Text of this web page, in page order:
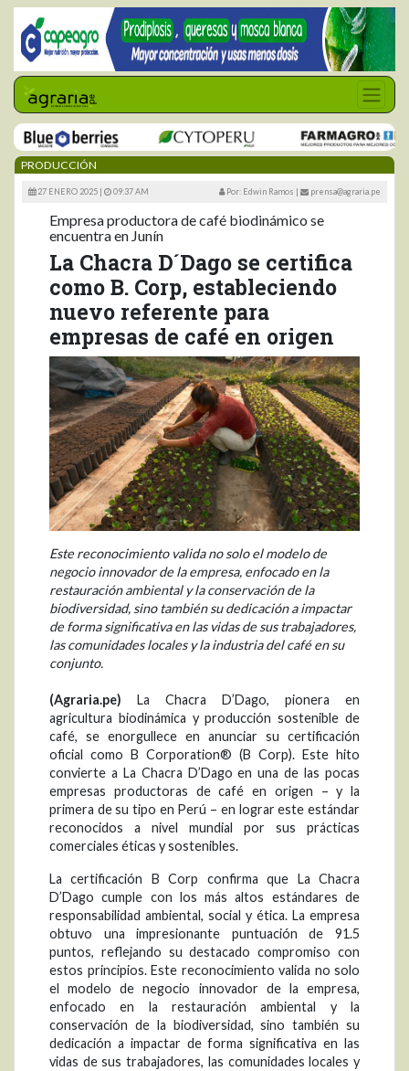
PRODUCCIÓN
27 ENERO 2025 | 09:37 AM Por: Edwin Ramos | prensa@agraria.pe
Empresa productora de café biodinámico se
encuentra en Junín
La Chacra D´Dago se certifica
como B. Corp, estableciendo
nuevo referente para
empresas de café en origen
Este reconocimiento valida no solo el modelo de
negocio innovador de la empresa, enfocado en la
restauración ambiental y la conservación de la
biodiversidad, sino también su dedicación a impactar
de forma significativa en las vidas de sus trabajadores,
las comunidades locales y la industria del café en su
conjunto.
(Agraria.pe) La Chacra D’Dago, pionera en
agricultura biodinámica y producción sostenible de
café, se enorgullece en anunciar su certificación
oficial como B Corporation® (B Corp). Este hito
convierte a La Chacra D’Dago en una de las pocas
empresas productoras de café en origen – y la
primera de su tipo en Perú – en lograr este estándar
reconocidos a nivel mundial por sus prácticas
comerciales éticas y sostenibles.
La certificación B Corp confirma que La Chacra
D’Dago cumple con los más altos estándares de
responsabilidad ambiental, social y ética. La empresa
obtuvo una impresionante puntuación de 91.5
puntos, reflejando su destacado compromiso con
estos principios. Este reconocimiento valida no solo
el modelo de negocio innovador de la empresa,
enfocado en la restauración ambiental y la
conservación de la biodiversidad, sino también su
dedicación a impactar de forma significativa en las
vidas de sus trabajadores, las comunidades locales y